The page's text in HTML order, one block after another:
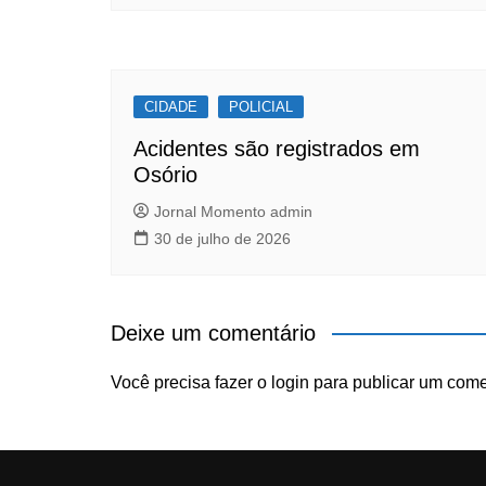
CIDADE POLICIAL
Acidentes são registrados em
Osório
Jornal Momento admin
30 de julho de 2026
Deixe um comentário
Você precisa fazer o login para publicar um